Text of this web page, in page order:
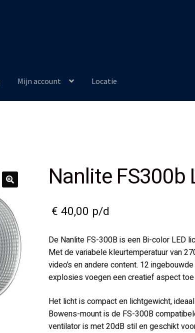
Mijn account Locatie
Nanlite FS300b
€ 40,00 p/d
De Nanlite FS-300B is een Bi-color LED
Met de variabele kleurtemperatuur van
video’s en andere content. 12
explosies voegen een creatief aspect toe
Het licht is compact en lichtgewicht,
Bowens-mount is de FS-300B
ventilator is met 20dB stil en geschikt voor